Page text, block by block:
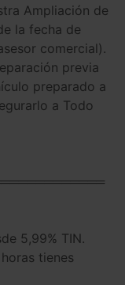
Ampliación de
la fecha de
comercial).
previa
preparado a
a Todo
5,99% TIN.
tienes